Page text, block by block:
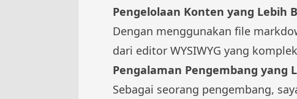
Pengelolaan Konten yang Lebih
Dengan menggunakan file
dari editor WYSIWYG yang
Pengalaman Pengembang yang
Sebagai seorang pengembang,